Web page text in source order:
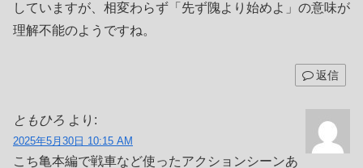
していますが、相変わらず「先ず隗より始めよ」の意味が
理解不能のようですね。
返信
ともひろ より:
2025年5月30日 10:15 AM
こち亀本編で戦車など使ったアクションシーンあ